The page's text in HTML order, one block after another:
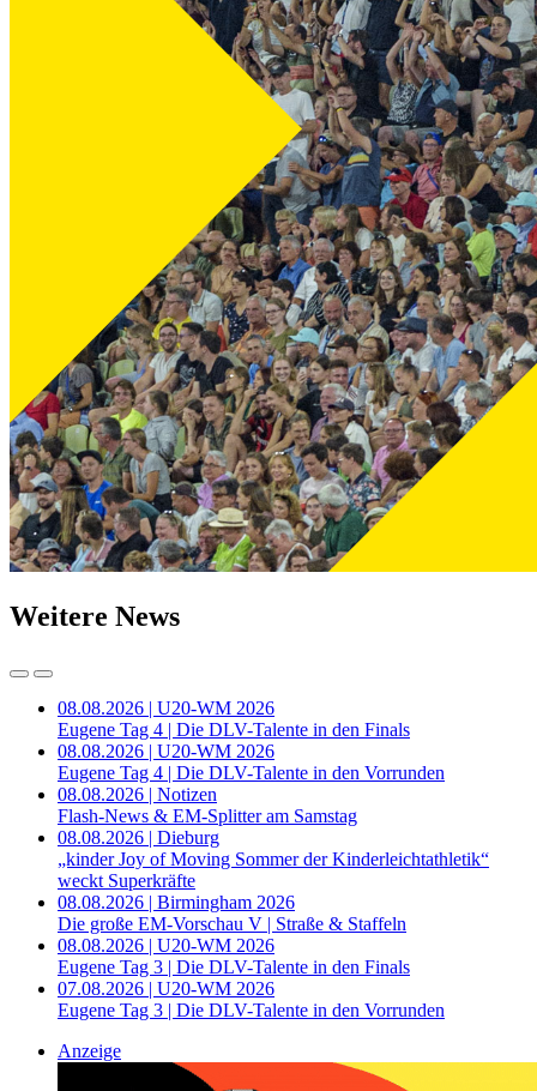
Weitere News
08.08.2026 | U20-WM 2026
Eugene Tag 4 | Die DLV-Talente in den Finals
08.08.2026 | U20-WM 2026
Eugene Tag 4 | Die DLV-Talente in den Vorrunden
08.08.2026 | Notizen
Flash-News & EM-Splitter am Samstag
08.08.2026 | Dieburg
„kinder Joy of Moving Sommer der Kinderleichtathletik“
weckt Superkräfte
08.08.2026 | Birmingham 2026
Die große EM-Vorschau V | Straße & Staffeln
08.08.2026 | U20-WM 2026
Eugene Tag 3 | Die DLV-Talente in den Finals
07.08.2026 | U20-WM 2026
Eugene Tag 3 | Die DLV-Talente in den Vorrunden
Anzeige